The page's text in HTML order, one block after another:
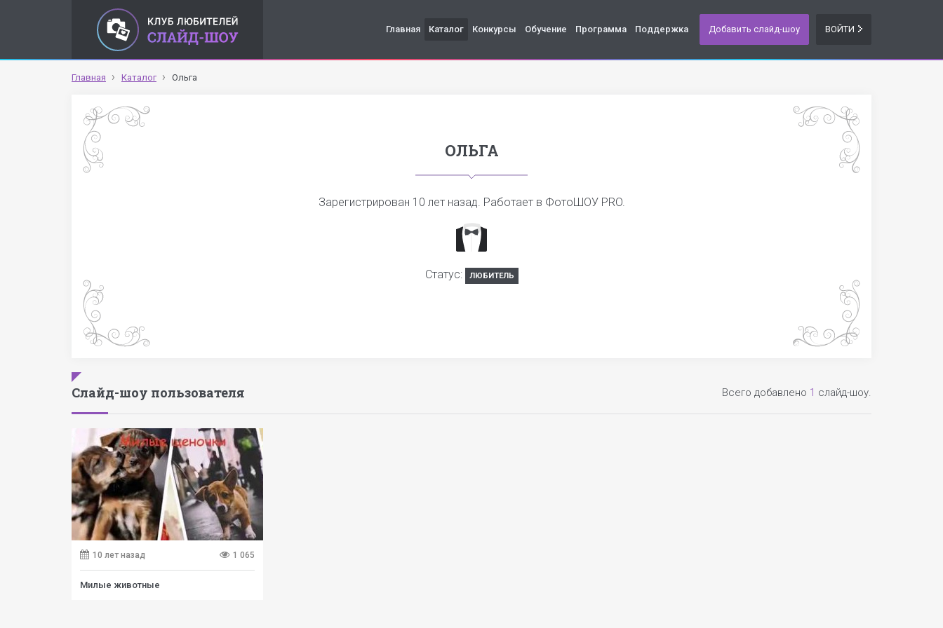
Главная Каталог Конкурсы Обучение Программа Поддержка Добавить слайд-шоу ВОЙТИ
Главная Каталог Ольга
ОЛЬГА
Зарегистрирован 10 лет назад. Работает в ФотоШОУ PRO.
Статус: ЛЮБИТЕЛЬ
Слайд-шоу пользователя Всего добавлено 1 слайд-шоу.
10 лет назад 1 065
Милые животные